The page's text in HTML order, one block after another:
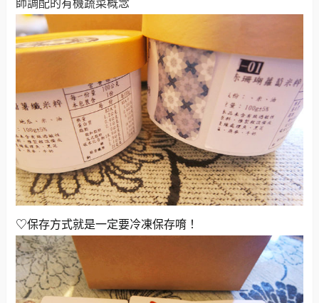
師調配的有機蔬菜概念
♡保存方式就是一定要冷凍保存唷！